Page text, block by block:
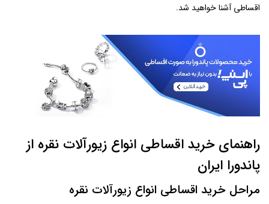
اقساطی آشنا خواهید شد.
راهنمای خرید اقساطی انواع زیورآلات نقره از
پاندورا ایران
مراحل خرید اقساطی انواع زیورآلات نقره